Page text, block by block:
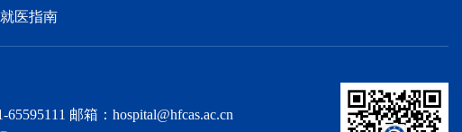
就医指南
邮箱：hospital@hfcas.ac.cn